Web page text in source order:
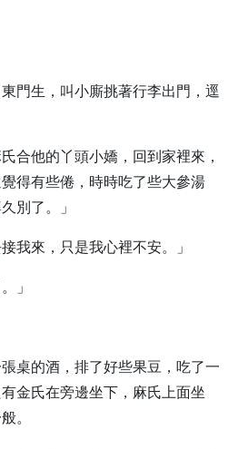
門生，叫小廝挑著行李出門，逕
合他的丫頭小嬌，回到家裡來，
得有些倦，時時吃了些大參湯
別了。」
我來，只是我心裡不安。」
」
桌的酒，排了好些果豆，吃了一
金氏在旁邊坐下，麻氏上面坐
。